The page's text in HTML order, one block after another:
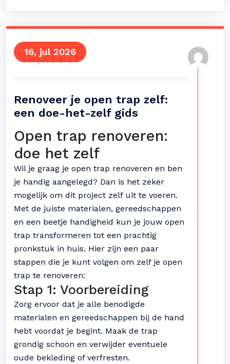
16, jul 2026
Renoveer je open trap zelf:
een doe-het-zelf gids
Open trap renoveren:
doe het zelf
Wil je graag je open trap renoveren en ben
je handig aangelegd? Dan is het zeker
mogelijk om dit project zelf uit te voeren.
Met de juiste materialen, gereedschappen
en een beetje handigheid kun je jouw open
trap transformeren tot een prachtig
pronkstuk in huis. Hier zijn een paar
stappen die je kunt volgen om zelf je open
trap te renoveren:
Stap 1: Voorbereiding
Zorg ervoor dat je alle benodigde
materialen en gereedschappen bij de hand
hebt voordat je begint. Maak de trap
grondig schoon en verwijder eventuele
oude bekleding of verfresten.